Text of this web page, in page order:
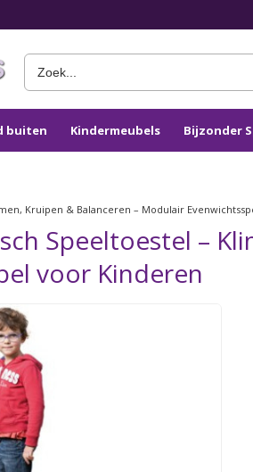
buiten Kindermeubels Bijzonder
Kruipen & Balanceren – Modulair
Speeltoestel –
voor Kinderen